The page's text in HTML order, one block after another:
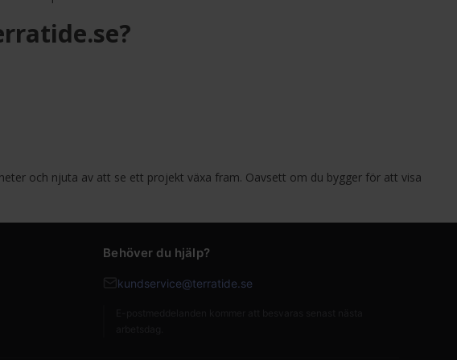
och njuta av att se ett projekt växa fram. Oavsett om du bygger för att visa
Behöver du hjälp?
kundservice@terratide.se